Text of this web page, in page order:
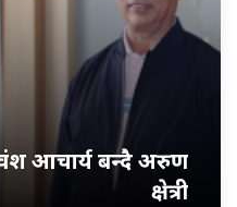
आचार्य बन्दै अरुण
क्षेत्री